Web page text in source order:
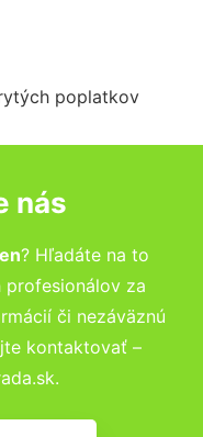
poplatkov
nás
? Hľadáte na to
profesionálov za
či nezáväznú
kontaktovať –